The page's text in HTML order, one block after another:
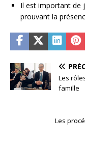
Il est important de
prouvant la
Les
famille
Les